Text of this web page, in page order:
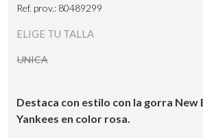
Ref. prov.: 80489299
ELIGE TU TALLA
UNICA
Destaca con estilo con la gorra New
Yankees en color rosa.